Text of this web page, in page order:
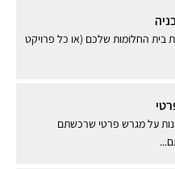
בית החלומות שלכם (או כל פרויקט
על מגרש פרטי שרכשתם